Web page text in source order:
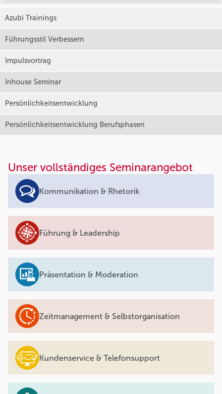
Azubi Trainings
Führungsstil Verbessern
Impulsvortrag
Inhouse Seminar
Persönlichkeitsentwicklung
Persönlichkeitsentwicklung Berufsphasen
Unser vollständiges Seminarangebot
Kommunikation & Rhetorik
Führung & Leadership
Präsentation & Moderation
Zeitmanagement & Selbstorganisation
Kundenservice & Telefonsupport